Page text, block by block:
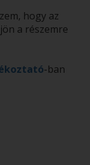
hogy az
a részemre
-ban